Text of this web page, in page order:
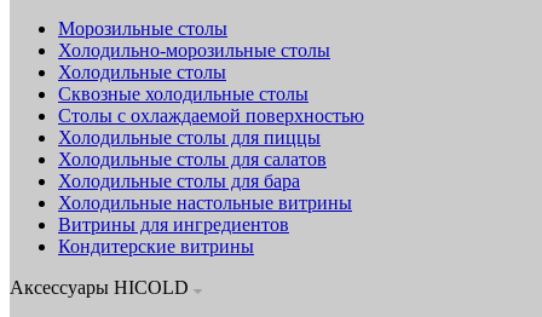
Морозильные столы
Холодильно-морозильные столы
Холодильные столы
Сквозные холодильные столы
Столы с охлаждаемой поверхностью
Холодильные столы для пиццы
Холодильные столы для салатов
Холодильные столы для бара
Холодильные настольные витрины
Витрины для ингредиентов
Кондитерские витрины
Аксессуары HICOLD